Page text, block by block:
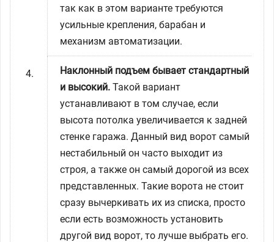
так как в этом варианте требуются
усильные крепления, барабан и
механизм автоматизации.
Наклонный подъем бывает стандартный
и высокий. Такой вариант
устанавливают в том случае, если
высота потолка увеличивается к задней
стенке гаража. Данный вид ворот самый
нестабильный он часто выходит из
строя, а также он самый дорогой из всех
представленных. Такие ворота не стоит
сразу вычеркивать их из списка, просто
если есть возможность установить
другой вид ворот, то лучше выбрать его.